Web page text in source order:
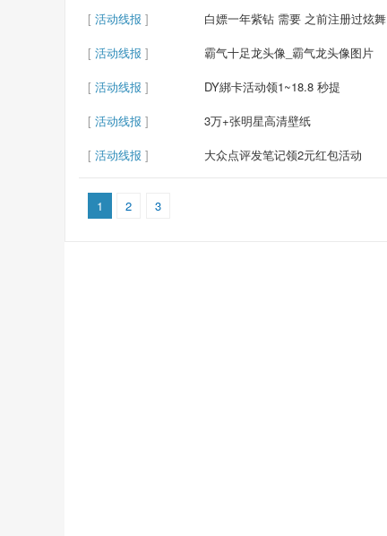
[ 活动线报 ] 白嫖一年紫钻 需要 之前注册过炫舞
[ 活动线报 ] 霸气十足龙头像_霸气龙头像图片
[ 活动线报 ] DY綁卡活动领1~18.8 秒提
[ 活动线报 ] 3万+张明星高清壁纸
[ 活动线报 ] 大众点评发笔记领2元红包活动
1 2 3